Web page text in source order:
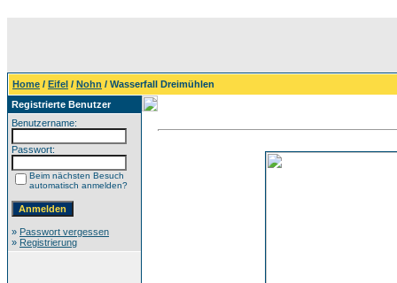
Home / Eifel / Nohn / Wasserfall Dreimühlen
Registrierte Benutzer
Benutzername:
Passwort:
Beim nächsten Besuch
automatisch anmelden?
» Passwort vergessen
» Registrierung